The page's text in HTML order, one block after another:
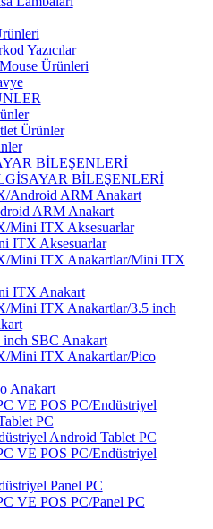
Yazıcılar
Ürünleri
Ürünler
BİLEŞENLERİ
BİLEŞENLERİ
Android ARM Anakart
ARM Anakart
Mini ITX Aksesuarlar
ITX Aksesuarlar
Mini ITX Anakartlar/Mini ITX
ITX Anakart
Mini ITX Anakartlar/3.5 inch
inch SBC Anakart
Mini ITX Anakartlar/Pico
Anakart
VE POS PC/Endüstriyel
PC
Android Tablet PC
VE POS PC/Endüstriyel
Panel PC
VE POS PC/Panel PC